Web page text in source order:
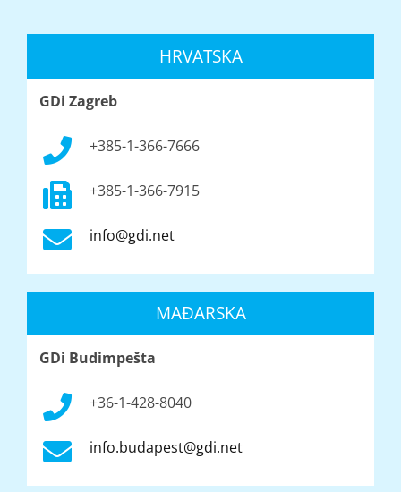
HRVATSKA
GDi Zagreb
+385-1-366-7666
+385-1-366-7915
info@gdi.net
MAĐARSKA
GDi Budimpešta
+36-1-428-8040
info.budapest@gdi.net